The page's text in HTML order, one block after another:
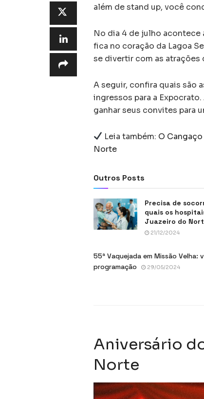
além de stand up, você
No dia 4 de julho acontece
fica no coração da Lagoa
se divertir com as atrações
A seguir, confira quais são
ingressos para a
ganhar seus convites para
Leia também: O
Norte
Outros Posts
Precisa de
quais os
Juazeiro do
21/12/2024
55ª Vaquejada em Missão Velha:
programação
29/05/2024
Aniversário
Norte